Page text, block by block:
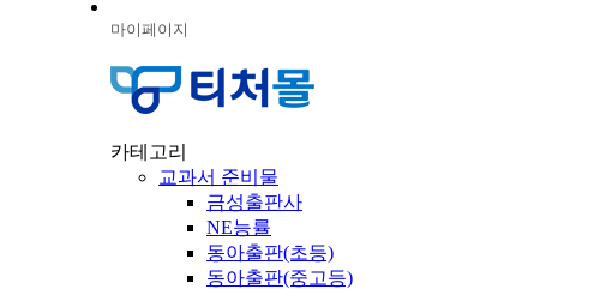
마이페이지
카테고리
교과서 준비물
금성출판사
NE능률
동아출판(초등)
동아출판(중고등)